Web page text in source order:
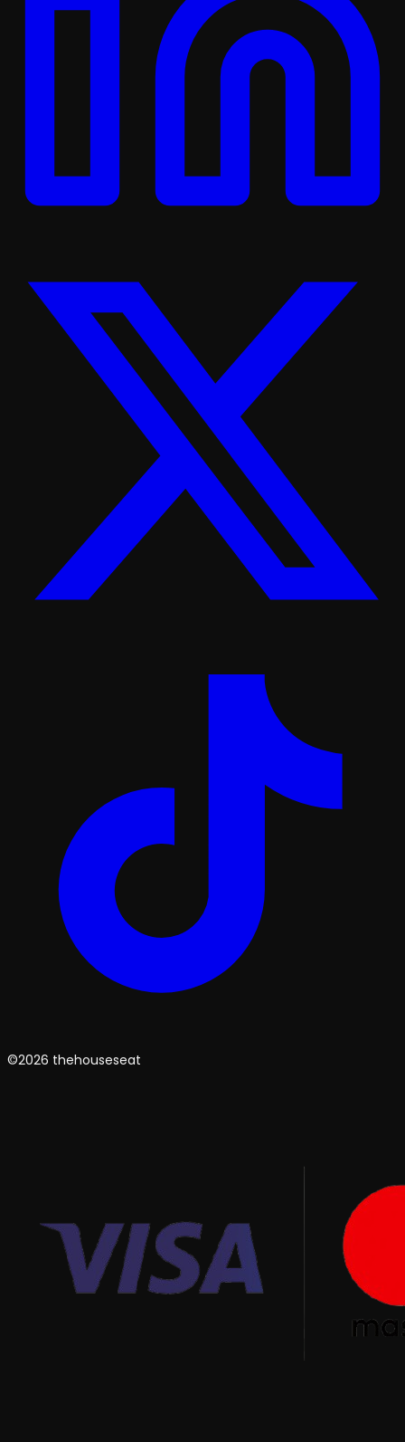
©2026 thehouseseat